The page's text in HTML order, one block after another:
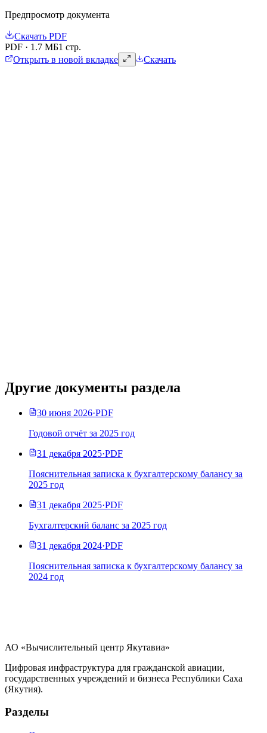
Предпросмотр документа
Скачать PDF
PDF · 1.7 МБ1 стр.
Открыть в новой вкладке
Скачать
Другие документы раздела
30 июня 2026·PDF
Годовой отчёт за 2025 год
31 декабря 2025·PDF
Пояснительная записка к бухгалтерскому балансу за
2025 год
31 декабря 2025·PDF
Бухгалтерский баланс за 2025 год
31 декабря 2024·PDF
Пояснительная записка к бухгалтерскому балансу за
2024 год
АО «Вычислительный центр Якутавиа»
Цифровая инфраструктура для гражданской авиации,
государственных учреждений и бизнеса Республики Саха
(Якутия).
Разделы